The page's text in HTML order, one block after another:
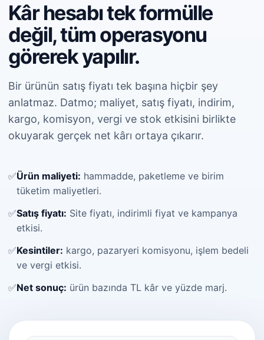
Kâr hesabı tek formülle
değil, tüm operasyonu
görerek yapılır.
Bir ürünün satış fiyatı tek başına hiçbir şey
anlatmaz. Datmo; maliyet, satış fiyatı, indirim,
kargo, komisyon, vergi ve stok etkisini birlikte
okuyarak gerçek net kârı ortaya çıkarır.
✅Ürün maliyeti: hammadde, paketleme ve birim
tüketim maliyetleri.
✅Satış fiyatı: Site fiyatı, indirimli fiyat ve kampanya
etkisi.
✅Kesintiler: kargo, pazaryeri komisyonu, işlem bedeli
ve vergi etkisi.
✅Net sonuç: ürün bazında TL kâr ve yüzde marj.